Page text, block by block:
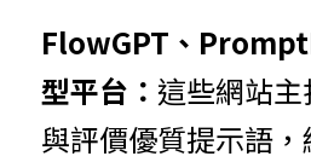
FlowGPT、
型平台： 這些網站
與評價優質提示語